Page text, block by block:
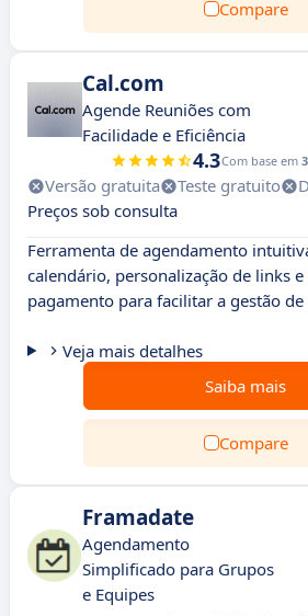
Compare
Cal.com
Agende Reuniões com
Facilidade e Eficiência
4.3Com base em
Versão gratuita Teste gratuito
Preços sob consulta
Ferramenta de agendamento
calendário, personalização de links e
pagamento para facilitar a gestão
Veja mais detalhes
Saiba mais
Compare
Framadate
Agendamento
Simplificado para Grupos
e Equipes